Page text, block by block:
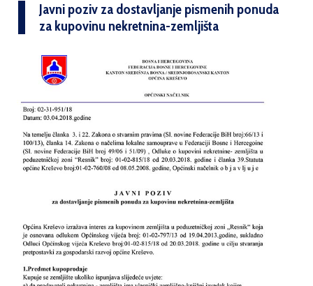
Javni poziv za dostavljanje pismenih ponuda
za kupovinu nekretnina-zemljišta